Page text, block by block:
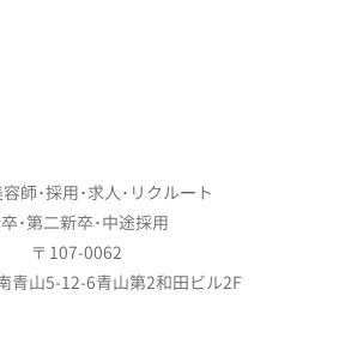
師･採用･求人･リクルート
･第二新卒･中途採用
〒107-0062
青山5-12-6青山第2和田ビル2F